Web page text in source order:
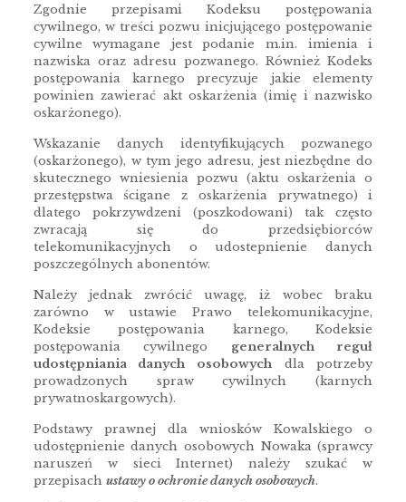
Zgodnie przepisami Kodeksu postępowania
cywilnego, w treści pozwu inicjującego postępowanie
cywilne wymagane jest podanie m.in. imienia i
nazwiska oraz adresu pozwanego. Również Kodeks
postępowania karnego precyzuje jakie elementy
powinien zawierać akt oskarżenia (imię i nazwisko
oskarżonego).
Wskazanie danych identyfikujących pozwanego
(oskarżonego), w tym jego adresu, jest niezbędne do
skutecznego wniesienia pozwu (aktu oskarżenia o
przestępstwa ścigane z oskarżenia prywatnego) i
dlatego pokrzywdzeni (poszkodowani) tak często
zwracają się do przedsiębiorców
telekomunikacyjnych o udostepnienie danych
poszczególnych abonentów.
Należy jednak zwrócić uwagę, iż wobec braku
zarówno w ustawie Prawo telekomunikacyjne,
Kodeksie postępowania karnego, Kodeksie
postępowania cywilnego generalnych reguł
udostępniania danych osobowych dla potrzeby
prowadzonych spraw cywilnych (karnych
prywatnoskargowych).
Podstawy prawnej dla wniosków Kowalskiego o
udostępnienie danych osobowych Nowaka (sprawcy
naruszeń w sieci Internet) należy szukać w
przepisach ustawy o ochronie danych osobowych.